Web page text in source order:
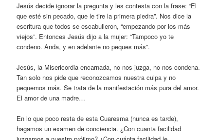
Jesús decide ignorar la pregunta y les contesta con la frase: “El
que esté sin pecado, que le tire la primera piedra”. Nos dice la
escritura que todos se escabulleron, “empezando por los más
viejos”. Entonces Jesús dijo a la mujer: “Tampoco yo te
condeno. Anda, y en adelante no peques más”.
Jesús, la Misericordia encarnada, no nos juzga, no nos condena.
Tan solo nos pide que reconozcamos nuestra culpa y no
pequemos más. Se trata de la manifestación más pura del amor.
El amor de una madre…
En lo que poco resta de esta Cuaresma (nunca es tarde),
hagamos un examen de conciencia. ¿Con cuanta facilidad